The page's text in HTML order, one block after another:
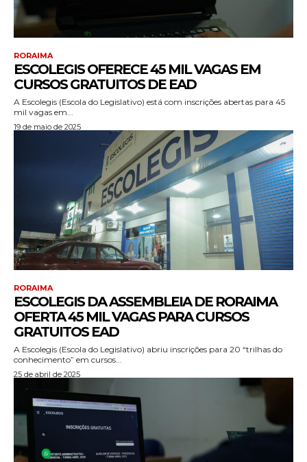
RORAIMA
ESCOLEGIS OFERECE 45 MIL VAGAS EM
CURSOS GRATUITOS DE EAD
A Escolegis (Escola do Legislativo) está com inscrições abertas para 45
mil vagas em...
19 de maio de 2025
RORAIMA
ESCOLEGIS DA ASSEMBLEIA DE RORAIMA
OFERTA 45 MIL VAGAS PARA CURSOS
GRATUITOS EAD
A Escolegis (Escola do Legislativo) abriu inscrições para 20 “trilhas do
conhecimento” em cursos...
25 de abril de 2025